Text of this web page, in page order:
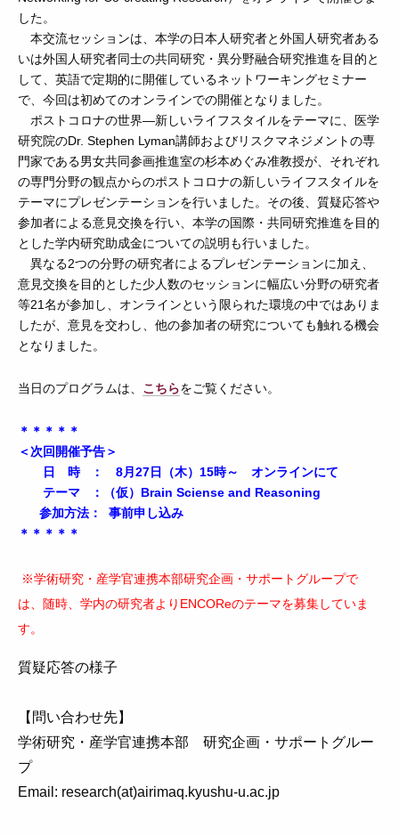
した。
本交流セッションは、本学の日本人研究者と外国人研究者ある
いは外国人研究者同士の共同研究・異分野融合研究推進を目的と
して、英語で定期的に開催しているネットワーキングセミナー
で、今回は初めてのオンラインでの開催となりました。
ポストコロナの世界―新しいライフスタイルをテーマに、医学
研究院のDr. Stephen Lyman講師およびリスクマネジメントの専
門家である男女共同参画推進室の杉本めぐみ准教授が、それぞれ
の専門分野の観点からのポストコロナの新しいライフスタイルを
テーマにプレゼンテーションを行いました。その後、質疑応答や
参加者による意見交換を行い、本学の国際・共同研究推進を目的
とした学内研究助成金についての説明も行いました。
異なる2つの分野の研究者によるプレゼンテーションに加え、
意見交換を目的とした少人数のセッションに幅広い分野の研究者
等21名が参加し、オンラインという限られた環境の中ではありま
したが、意見を交わし、他の参加者の研究についても触れる機会
となりました。
当日のプログラムは、 こちらをご覧ください。
＊＊＊＊＊
＜次回開催予告＞
日 時 ： 8月27日（木）15時～ オンラインにて
テーマ ：（仮）Brain Sciense and Reasoning
参加方法： 事前申し込み
＊＊＊＊＊
※学術研究・産学官連携本部研究企画・サポートグループで
は、随時、学内の研究者よりENCOReのテーマを募集していま
す。
質疑応答の様子
【問い合わせ先】
学術研究・産学官連携本部 研究企画・サポートグルー
プ
Email: research(at)airimaq.kyushu-u.ac.jp